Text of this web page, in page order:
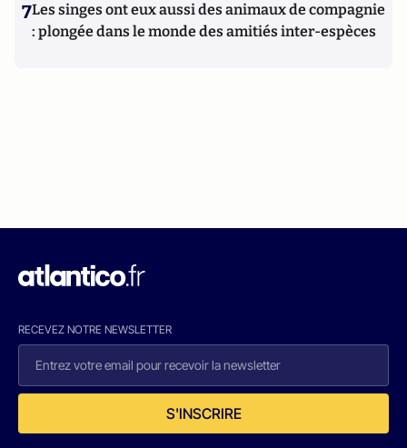
7Les singes ont eux aussi des animaux de compagnie
: plongée dans le monde des amitiés inter-espèces
RECEVEZ NOTRE NEWSLETTER
S'INSCRIRE